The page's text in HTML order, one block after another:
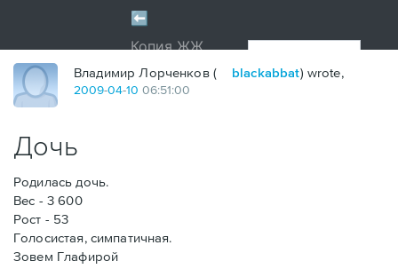
Владимир Лорченков ( blackabbat) wrote,
2009-04-10 06:51:00
Дочь
Родилась дочь.
Вес - 3 600
Рост - 53
Голосистая, симпатичная.
Зовем Глафирой